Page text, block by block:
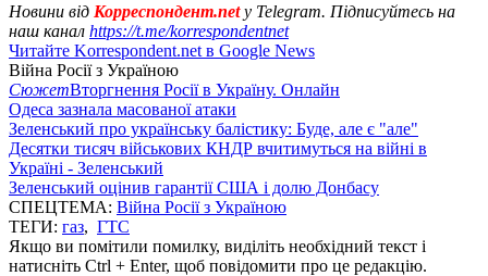
Новини від Корреспондент.netу Telegram. Підписуйтесь на
наш канал https://t.me/korrespondentnet
Читайте Korrespondent.net в Google News
Війна Росії з Україною
СюжетВторгнення Росії в Україну. Онлайн
Одеса зазнала масованої атаки
Зеленський про українську балістику: Буде, але є "але"
Десятки тисяч військових КНДР вчитимуться на війні в
Україні - Зеленський
Зеленський оцінив гарантії США і долю Донбасу
СПЕЦТЕМА: Війна Росії з Україною
ТЕГИ: газ, ГТС
Якщо ви помітили помилку, виділіть необхідний текст і
натисніть Ctrl + Enter, щоб повідомити про це редакцію.